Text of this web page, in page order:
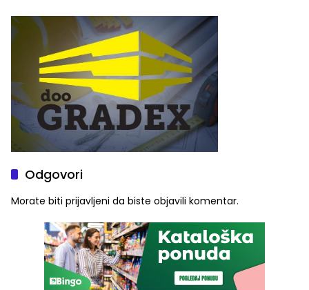
Odgovori
Morate biti prijavljeni da biste objavili komentar.